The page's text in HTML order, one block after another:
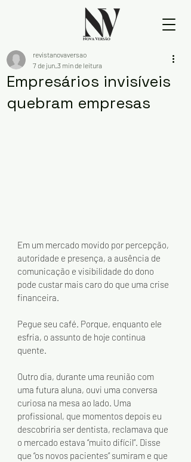
Empresários invisíveis
quebram empresas
revistanovaversao
7 de jun. 3 min de leitura
Em um mercado movido por percepção,
autoridade e presença, a ausência de
comunicação e visibilidade do dono
pode custar mais caro do que uma crise
financeira.
Pegue seu café. Porque, enquanto ele
esfria, o assunto de hoje continua
quente.
Outro dia, durante uma reunião com
uma futura aluna, ouvi uma conversa
curiosa na mesa ao lado. Uma
profissional, que momentos depois eu
descobriria ser dentista, reclamava que
o mercado estava “muito difícil”. Disse
que “os novos pacientes” sumiram e que